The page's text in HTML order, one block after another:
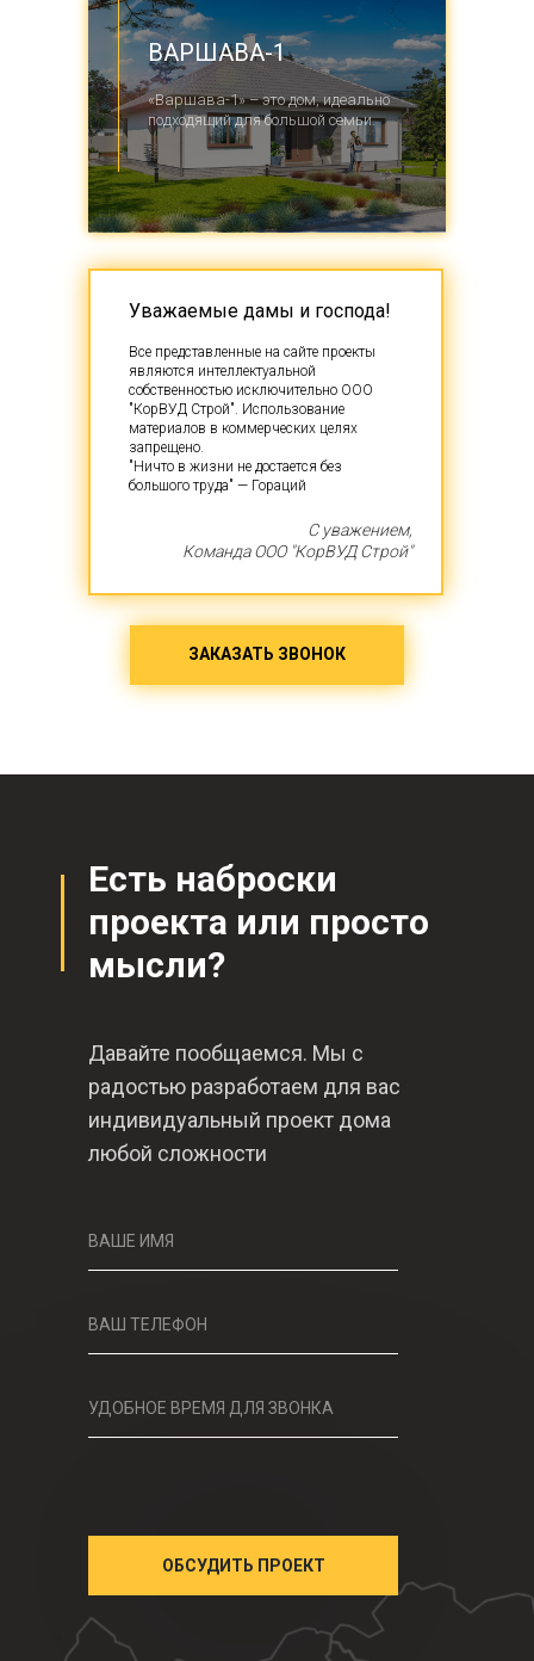
«Варшава-1» – это дом, идеально
подходящий для большой семьи.
ВАРШАВА-1
ЗАКАЗАТЬ ЗВОНОК
С уважением,
Команда ООО "КорВУД Строй"
Все представленные на сайте проекты
являются интеллектуальной
собственностью исключительно ООО
"КорВУД Строй". Использование
материалов в коммерческих целях
запрещено.
"Ничто в жизни не достается без
большого труда" — Гораций
Уважаемые дамы и господа!
Есть наброски
проекта или просто
мысли?
ВАШЕ ИМЯ
ВАШ ТЕЛЕФОН
УДОБНОЕ ВРЕМЯ ДЛЯ ЗВОНКА
ОБСУДИТЬ ПРОЕКТ
Давайте пообщаемся. Мы с
радостью разработаем для вас
индивидуальный проект дома
любой сложности